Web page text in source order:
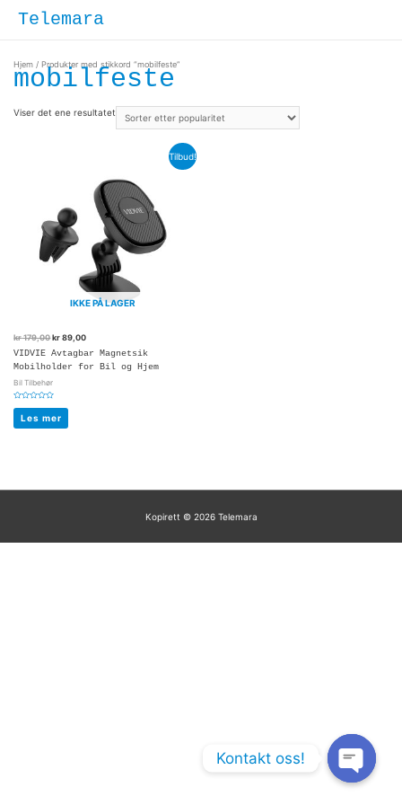
Telemara
Hjem / Produkter med stikkord “mobilfeste”
mobilfeste
Viser det ene resultatet
Tilbud!
IKKE PÅ LAGER
kr179,00kr89,00
VIDVIE Avtagbar Magnetsik
Mobilholder for Bil og Hjem
Bil Tilbehør
av
5
Les mer
Kopirett © 2026 Telemara
Kontakt oss!
Open chaty